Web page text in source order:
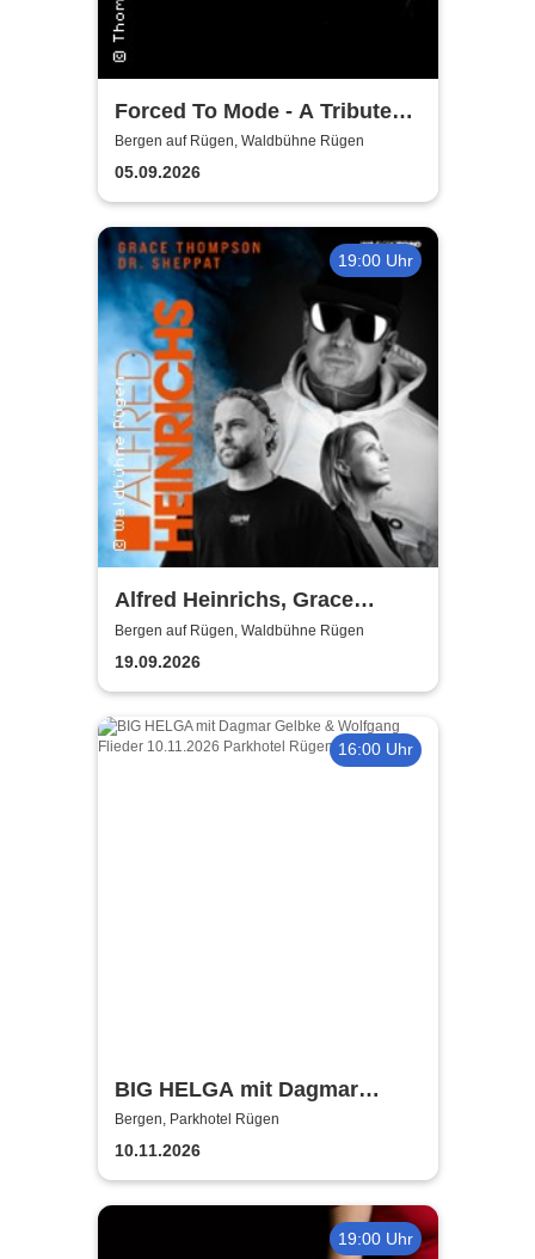
Forced To Mode - A Tribute
To Depeche Mode
Bergen auf Rügen, Waldbühne Rügen
05.09.2026
19:00 Uhr
Alfred Heinrichs, Grace
Thompson, Dr. Sheppat
Bergen auf Rügen, Waldbühne Rügen
19.09.2026
16:00 Uhr
BIG HELGA mit Dagmar
Gelbke & Wolfgang Fliedler
Bergen, Parkhotel Rügen
10.11.2026
19:00 Uhr